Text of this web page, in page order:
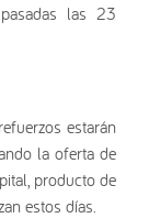
las 23
estarán
la oferta de
producto de
estos días.